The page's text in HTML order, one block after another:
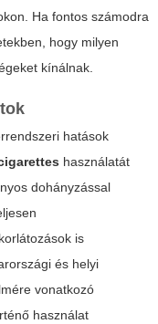
Ha fontos számodra
hogy milyen
kínálnak.
hatások
használatát
dohányzással
is
és helyi
vonatkozó
használat